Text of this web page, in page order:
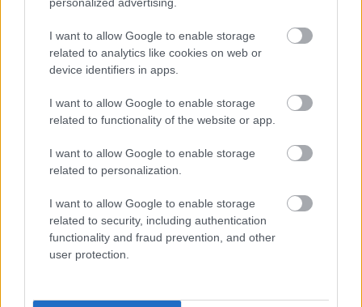
I want to allow Google to enable storage
related to analytics like cookies on web or
device identifiers in apps.
I want to allow Google to enable storage
related to functionality of the website or app.
I want to allow Google to enable storage
related to personalization.
I want to allow Google to enable storage
related to security, including authentication
functionality and fraud prevention, and other
user protection.
HIRDETÉS
LEGOLVASOTTABB
Paks II.: Mit jelent az 5. blokk új
mérföldköve a felülvizsgálat
árnyékában?
Fontos a postaládákba költöző
széncinegék védelme